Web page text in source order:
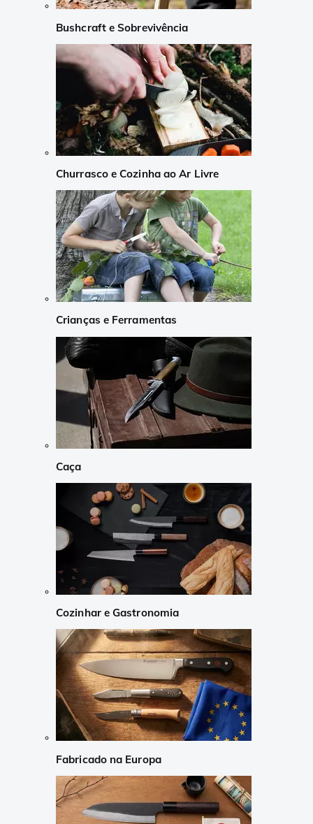
Bushcraft e Sobrevivência
Churrasco e Cozinha ao Ar Livre
Crianças e Ferramentas
Caça
Cozinhar e Gastronomia
Fabricado na Europa